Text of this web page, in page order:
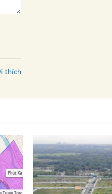
thích